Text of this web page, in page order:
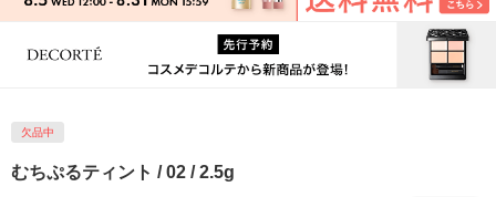
欠品中
むちぷるティント / 02 / 2.5g